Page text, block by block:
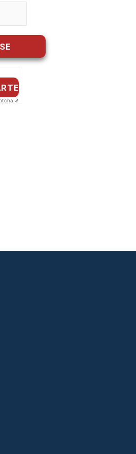
VERIFIKATIONEN
⇗